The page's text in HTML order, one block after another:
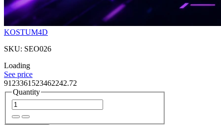
KOSTUM4D
SKU: SEO026
Loading
See price
9123361523462242.72
Quantity